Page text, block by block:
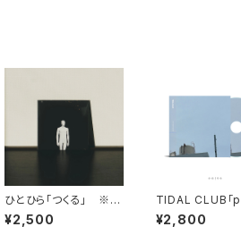
ひとひら「つくる」 ※O
VERSEAS SHIPPING
IS AVAILABLE
¥2,500
TIDAL CLUB「
ainpacks」
AS SHIPPING
¥2,800